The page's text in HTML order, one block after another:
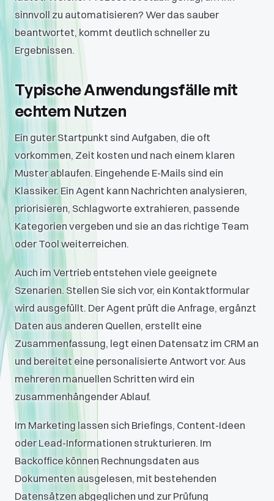
sinnvoll zu automatisieren? Wer das sauber
beantwortet, kommt deutlich schneller zu
Ergebnissen.
Typische Anwendungsfälle mit
echtem Nutzen
Ein guter Startpunkt sind Aufgaben, die oft
vorkommen, Zeit kosten und nach einem klaren
Muster ablaufen. Eingehende E-Mails sind ein
Klassiker. Ein Agent kann Nachrichten analysieren,
priorisieren, Schlagworte extrahieren, passende
Kategorien vergeben und sie an das richtige Team
oder Tool weiterreichen.
Auch im Vertrieb entstehen viele geeignete
Szenarien. Stellen Sie sich vor, ein Kontaktformular
wird ausgefüllt. Der Agent prüft die Anfrage, ergänzt
Daten aus anderen Quellen, erstellt eine
Zusammenfassung, legt einen Datensatz im CRM an
und bereitet eine personalisierte Antwort vor. Aus
mehreren manuellen Schritten wird ein
zusammenhängender Ablauf.
Im Marketing lassen sich Briefings, Content-Ideen
oder Lead-Informationen strukturieren. Im
Backoffice können Rechnungsdaten aus
Dokumenten ausgelesen, mit bestehenden
Datensätzen abgeglichen und zur Prüfung